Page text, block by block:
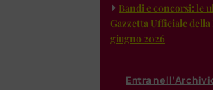
Bandi e concorsi: le
Gazzetta Ufficiale
giugno 2026
Entra